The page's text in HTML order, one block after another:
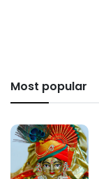
Most popular